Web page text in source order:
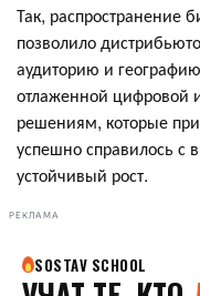
Так, распространение
позволило
аудиторию и
отлаженной цифровой
решениям, которые
успешно справилось
устойчивый рост.
РЕКЛАМА